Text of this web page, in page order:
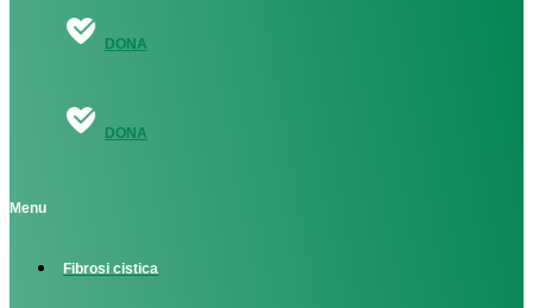
DONA
DONA
Menu
Fibrosi cistica